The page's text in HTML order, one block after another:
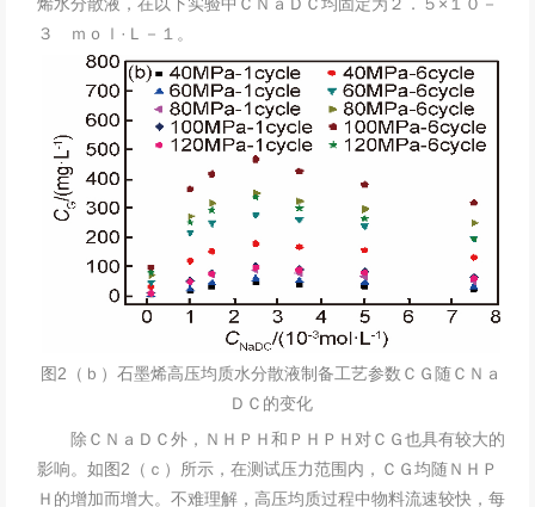
３ ｍｏｌ·Ｌ－１。
图2（ｂ）石墨烯高压均质水分散液制备工艺参数ＣＧ随ＣＮａ
ＤＣ的变化
除ＣＮａＤＣ外，ＮＨＰＨ和ＰＨＰＨ对ＣＧ也具有较大的
影响。如图2（ｃ）所示，在测试压力范围内，ＣＧ均随ＮＨＰ
Ｈ的增加而增大。不难理解，高压均质过程中物料流速较快，每